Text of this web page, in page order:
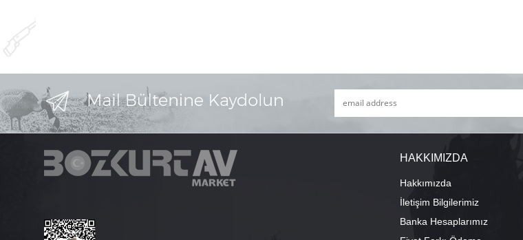
HAKKIMIZDA
Hakkımızda
İletişim Bilgilerimiz
Banka Hesaplarımız